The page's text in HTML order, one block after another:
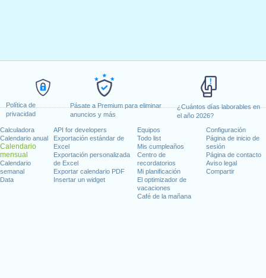
Política de
privacidad
Pásate a Premium para eliminar
anuncios y más
¿Cuántos días laborables en
el año 2026?
Calculadora
Calendario anual
Calendario
mensual
Calendario
semanal
Data
API for developers
Exportación estándar de
Excel
Exportación personalizada
de Excel
Exportar calendario PDF
Insertar un widget
Equipos
Todo list
Mis cumpleaños
Centro de
recordatorios
Mi planificación
El optimizador de
vacaciones
Café de la mañana
Configuración
Página de inicio de
sesión
Página de contacto
Aviso legal
Compartir